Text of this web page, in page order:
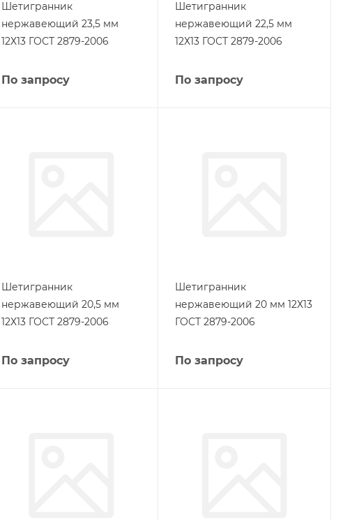
Шетигранник
нержавеющий 23,5 мм
12Х13 ГОСТ 2879-2006
По запросу
Шетигранник
нержавеющий 22,5 мм
12Х13 ГОСТ 2879-2006
По запросу
Шетигранник
нержавеющий 20,5 мм
12Х13 ГОСТ 2879-2006
По запросу
Шетигранник
нержавеющий 20 мм 12Х13
ГОСТ 2879-2006
По запросу